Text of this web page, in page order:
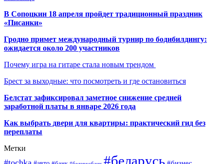
В Сопоцкин 18 апреля пройдет традиционный праздник
«Писанки»
Гродно примет международный турнир по бодибилдингу:
ожидается около 200 участников
Почему игра на гитаре стала новым трендом
Брест за выходные: что посмотреть и где остановиться
Белстат зафиксировал заметное снижение средней
заработной платы в январе 2026 года
Как выбрать двери для квартиры: практический гид без
переплаты
Метки
#беларусь